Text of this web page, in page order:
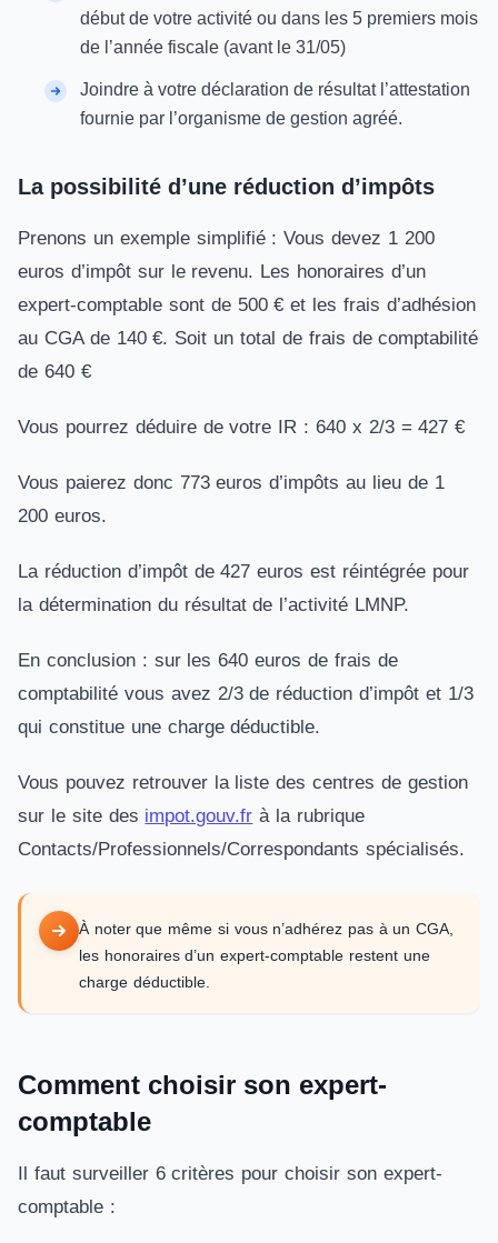
début de votre activité ou dans les 5 premiers mois
de l’année fiscale (avant le 31/05)
Joindre à votre déclaration de résultat l’attestation
fournie par l’organisme de gestion agréé.
La possibilité d’une réduction d’impôts
Prenons un exemple simplifié : Vous devez 1 200
euros d’impôt sur le revenu. Les honoraires d’un
expert-comptable sont de 500 € et les frais d’adhésion
au CGA de 140 €. Soit un total de frais de comptabilité
de 640 €
Vous pourrez déduire de votre IR : 640 x 2/3 = 427 €
Vous paierez donc 773 euros d’impôts au lieu de 1
200 euros.
La réduction d’impôt de 427 euros est réintégrée pour
la détermination du résultat de l’activité LMNP.
En conclusion : sur les 640 euros de frais de
comptabilité vous avez 2/3 de réduction d’impôt et 1/3
qui constitue une charge déductible.
Vous pouvez retrouver la liste des centres de gestion
sur le site des impot.gouv.fr à la rubrique
Contacts/Professionnels/Correspondants spécialisés.
À noter que même si vous n’adhérez pas à un CGA,
les honoraires d’un expert-comptable restent une
charge déductible.
Comment choisir son expert-
comptable
Il faut surveiller 6 critères pour choisir son expert-
comptable :